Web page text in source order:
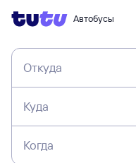
Автобусы
Откуда
Куда
Когда